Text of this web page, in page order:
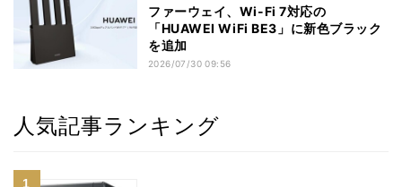
ファーウェイ、Wi-Fi 7対応の
「HUAWEI WiFi BE3」に新色ブラック
を追加
2026/07/30 09:56
人気記事ランキング